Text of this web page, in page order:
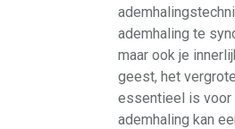
ademhaling te
maar ook je
geest, het
essentieel is voor
ademhaling kan